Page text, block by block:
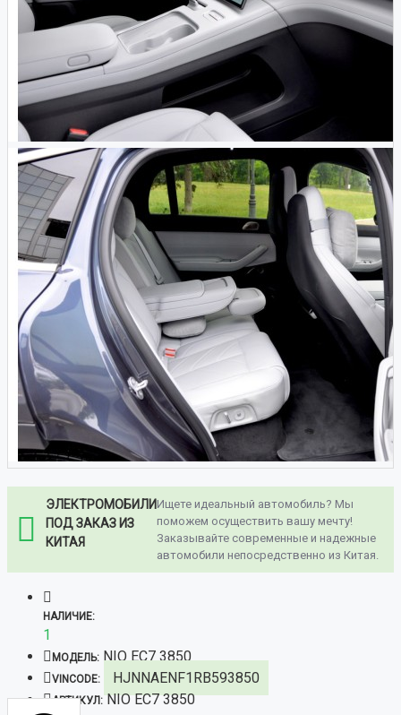
ЭЛЕКТРОМОБИЛИ
ПОД ЗАКАЗ ИЗ
КИТАЯ
Ищете идеальный автомобиль? Мы
поможем осуществить вашу мечту!
Заказывайте современные и надежные
автомобили непосредственно из Китая.
НАЛИЧИЕ:
1
МОДЕЛЬ: NIO EC7 3850
VINCODE: HJNNAENF1RB593850
АРТИКУЛ: NIO EC7 3850